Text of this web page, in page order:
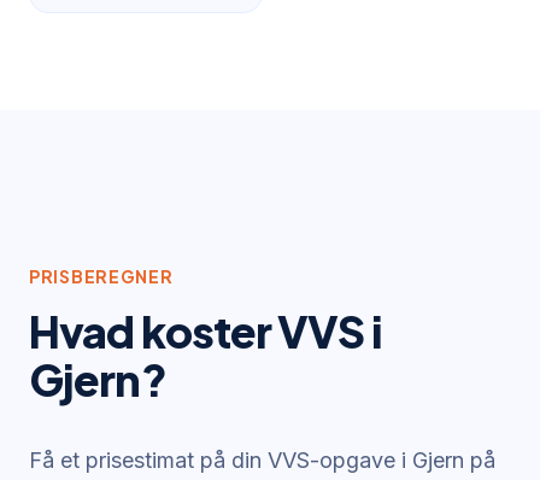
PRISBEREGNER
Hvad koster VVS i
Gjern?
Få et prisestimat på din VVS-opgave i Gjern på